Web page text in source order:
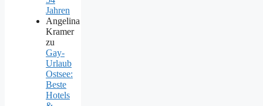
Jahren
Angelina
Kramer
zu
Gay-
Urlaub
Ostsee:
Beste
Hotels